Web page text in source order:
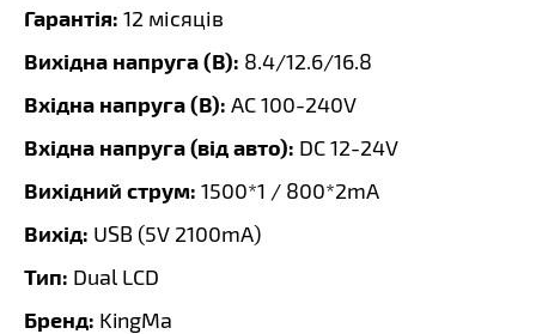
Гарантія: 12 місяців
Вихідна напруга (В): 8.4/12.6/16.8
Вхідна напруга (В): AC 100-240V
Вхідна напруга (від авто): DC 12-24V
Вихідний струм: 1500*1 / 800*2mA
Вихід: USB (5V 2100mA)
Тип: Dual LCD
Бренд: KingMa